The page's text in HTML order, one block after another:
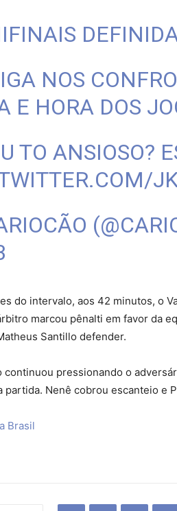
NOS
E HORA DOS
TO ANSIOSO?
do intervalo, aos 42 minutos, o
marcou pênalti em favor da
Santillo defender.
continuou pressionando o
partida. Nenê cobrou escanteio e
Brasil